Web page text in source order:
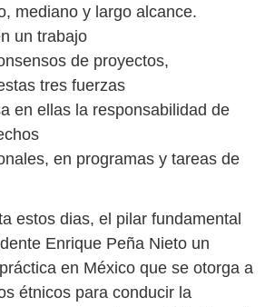
mediano y largo alcance.
un trabajo
de proyectos,
tres fuerzas
en ellas la responsabilidad de
en programas y tareas de
estos dias, el pilar fundamental
Enrique Peña Nieto un
en México que se otorga a
étnicos para conducir la